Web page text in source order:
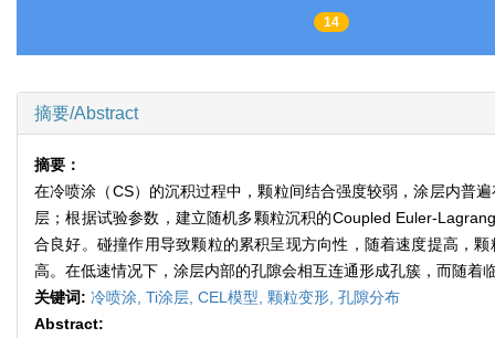
14
摘要/Abstract
摘要：
在冷喷涂（CS）的沉积过程中，颗粒间结合强度较弱，涂层内普
层；根据试验参数，建立随机多颗粒沉积的Coupled Euler-
合良好。碰撞作用导致颗粒的累积呈现方向性，随着速度提高，
高。在低速情况下，涂层内部的孔隙会相互连通形成孔簇，而随着
关键词: 冷喷涂, Ti涂层, CEL模型, 颗粒变形, 孔隙分布
Abstract: